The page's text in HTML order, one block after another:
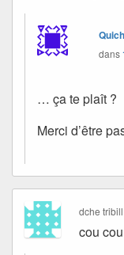
dans
… ça te plaît ?
Merci d’être
dche tribill
cou